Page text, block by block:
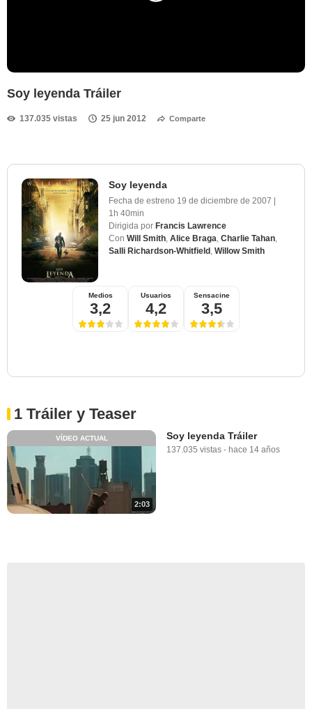
Soy leyenda Tráiler
137.035 vistas 25 jun 2012 Comparte
Soy leyenda
Fecha de estreno 19 de diciembre de 2007 |
1h 40min
Dirigida por Francis Lawrence
Con Will Smith Alice Braga Charlie Tahan
Salli Richardson-Whitfield Willow Smith
Medios
3,2
Usuarios
4,2
Sensacine
3,5
1 Tráiler y Teaser
2:03
VÍDEO ACTUAL Soy leyenda Tráiler
137.035 vistas - hace 14 años